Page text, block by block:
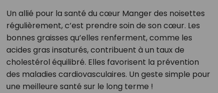
Un allié pour la santé du cœur Manger des noisettes
régulièrement, c’est prendre soin de son cœur. Les
bonnes graisses qu’elles renferment, comme les
acides gras insaturés, contribuent à un taux de
cholestérol équilibré. Elles favorisent la prévention
des maladies cardiovasculaires. Un geste simple pour
une meilleure santé sur le long terme !